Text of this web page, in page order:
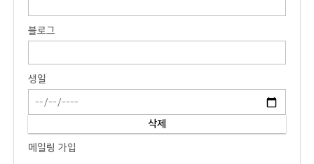
블로그
생일
메일링 가입